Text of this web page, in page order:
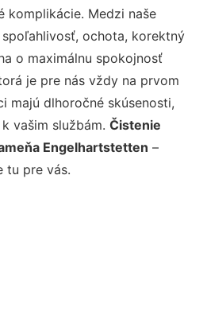
komplikácie. Medzi naše
ochota, korektný
o maximálnu spokojnosť
je pre nás vždy na prvom
majú dlhoročné skúsenosti,
vašim službám. Čistenie
Engelhartstetten –
tu pre vás.